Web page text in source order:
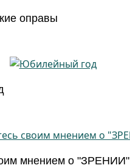
оправы
мнением о "ЗРЕНИИ"